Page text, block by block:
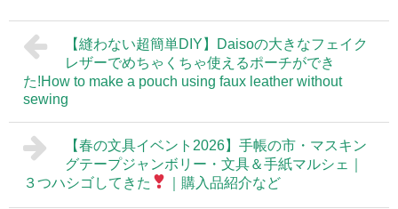
【縫わない超簡単DIY】Daisoの大きなフェイク
レザーでめちゃくちゃ使えるポーチができ
た!How to make a pouch using faux leather without
sewing
【春の文具イベント2026】手帳の市・マスキン
グテープジャンボリー・文具＆手紙マルシェ｜
３つハシゴしてきた
｜購入品紹介など